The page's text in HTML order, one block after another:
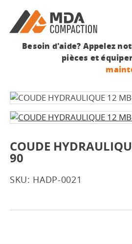
Besoin d'aide? Appelez
pièces et
COUDE
90
SKU: HADP-0021